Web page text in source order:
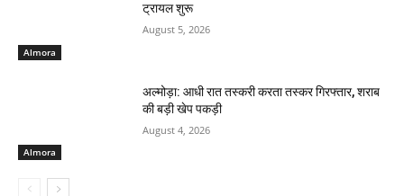
Almora
ट्रायल शुरू
August 5, 2026
Almora
अल्मोड़ा: आधी रात तस्करी करता तस्कर​ गिरफ्तार, शराब
की बड़ी खेप पकड़ी
August 4, 2026